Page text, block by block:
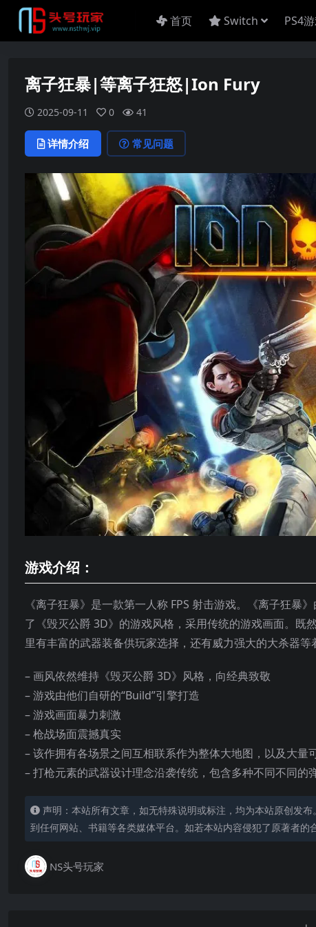
首页 Switch PS4
离子狂暴|等离子狂怒|Ion Fury
2025-09-11 0 41
详情介绍 常见问题
游戏介绍：
《离子狂暴》是一款第一人称 FPS 射击游戏。《离子狂
了《毁灭公爵 3D》的游戏风格，采用传统的游戏画面。
里有丰富的武器装备供玩家选择，还有威力强大的大杀器等
– 画风依然维持《毁灭公爵 3D》风格，向经典致敬
– 游戏由他们自研的“Build”引擎打造
– 游戏画面暴力刺激
– 枪战场面震撼真实
– 该作拥有各场景之间互相联系作为整体大地图，以及大量
– 打枪元素的武器设计理念沿袭传统，包含多种不同不同的
声明：本站所有文章，如无特殊说明或标注，均为本站原创发
到任何网站、书籍等各类媒体平台。如若本站内容侵犯了原著者的
NS头号玩家